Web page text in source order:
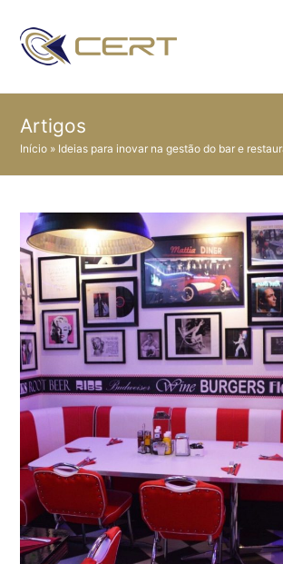
Artigos
Início » Ideias para inovar na gestão do bar e